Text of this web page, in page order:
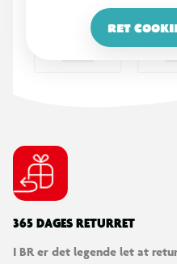
RET
365 DAGES RETURRET
I BR er det legende let at